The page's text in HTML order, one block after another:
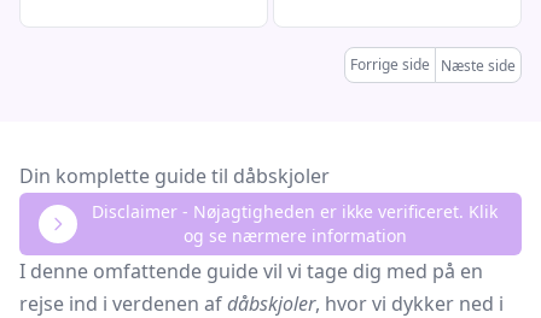
Forrige side Næste side
Din komplette guide til dåbskjoler
Disclaimer - Nøjagtigheden er ikke verificeret. Klik
og se nærmere information
I denne omfattende guide vil vi tage dig med på en
rejse ind i verdenen afdåbskjoler, hvor vi dykker ned i